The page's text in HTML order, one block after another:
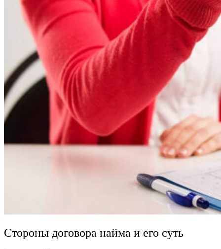
Стороны договора найма и его суть